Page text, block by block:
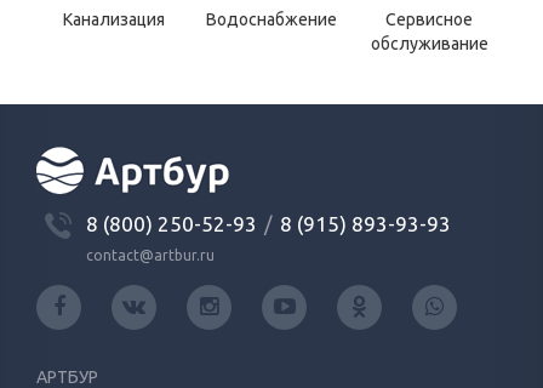
Канализация Водоснабжение
Сервисное
обслуживание
8 (800) 250-52-93 / 8 (915) 893-93-93
contact@artbur.ru
АРТБУР